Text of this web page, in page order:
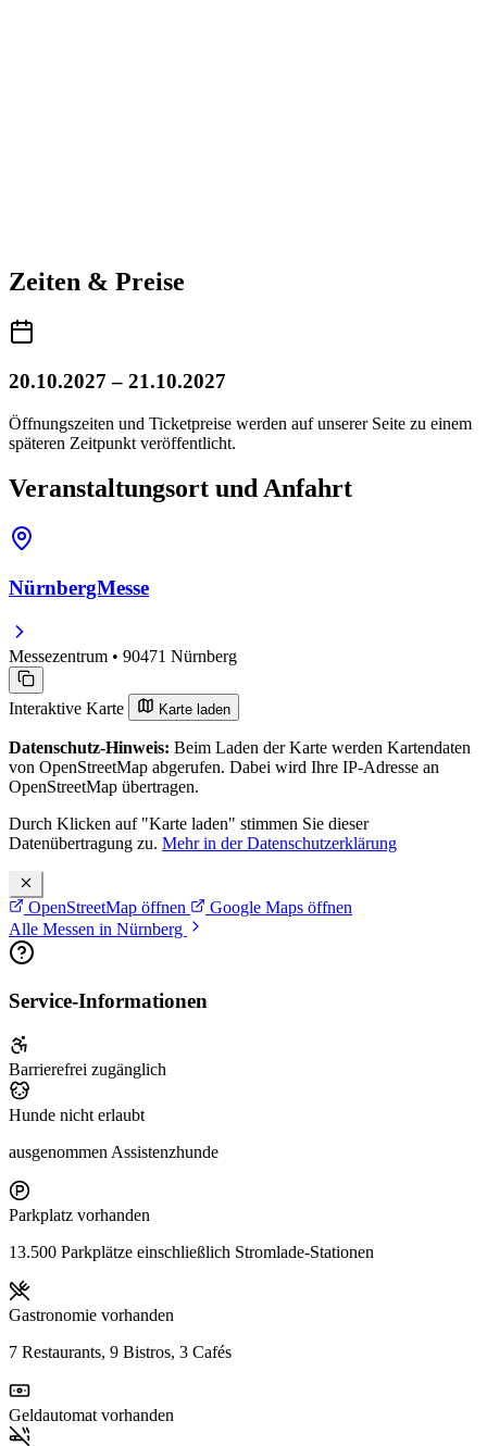
Zeiten & Preise
20.10.2027 – 21.10.2027
Öffnungszeiten und Ticketpreise werden auf unserer Seite zu einem
späteren Zeitpunkt veröffentlicht.
Veranstaltungsort und Anfahrt
NürnbergMesse
Messezentrum • 90471 Nürnberg
Interaktive Karte Karte laden
Datenschutz-Hinweis: Beim Laden der Karte werden Kartendaten
von OpenStreetMap abgerufen. Dabei wird Ihre IP-Adresse an
OpenStreetMap übertragen.
Durch Klicken auf "Karte laden" stimmen Sie dieser
Datenübertragung zu. Mehr in der Datenschutzerklärung
OpenStreetMap öffnen
Google Maps öffnen
Alle Messen in Nürnberg
Service-Informationen
Barrierefrei zugänglich
Hunde nicht erlaubt
ausgenommen Assistenzhunde
Parkplatz vorhanden
13.500 Parkplätze einschließlich Stromlade-Stationen
Gastronomie vorhanden
7 Restaurants, 9 Bistros, 3 Cafés
Geldautomat vorhanden